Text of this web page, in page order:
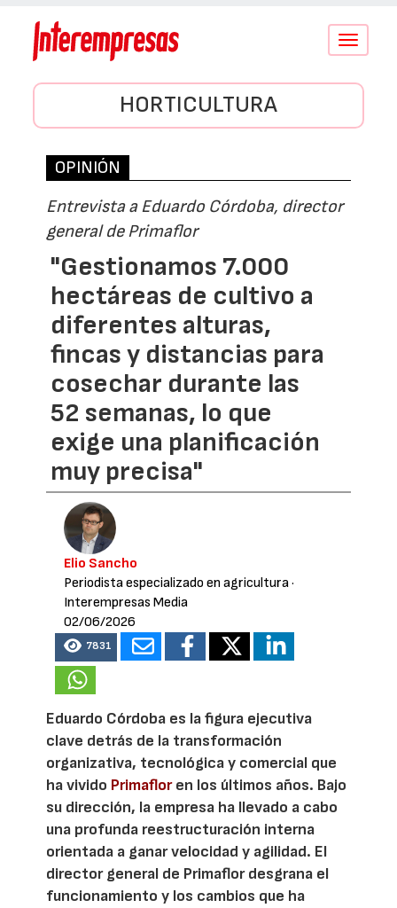
Conmutar
HORTICULTURA
OPINIÓN
Entrevista a Eduardo Córdoba, director
general de Primaflor
"Gestionamos 7.000
hectáreas de cultivo a
diferentes alturas,
fincas y distancias para
cosechar durante las
52 semanas, lo que
exige una planificación
muy precisa"
Elio Sancho
Periodista especializado en agricultura·
Interempresas Media
02/06/2026
7831
Eduardo Córdoba es la figura ejecutiva
clave detrás de la transformación
organizativa, tecnológica y comercial que
ha vivido Primafloren los últimos años. Bajo
su dirección, la empresa ha llevado a cabo
una profunda reestructuración interna
orientada a ganar velocidad y agilidad. El
director general de Primaflor desgrana el
funcionamiento y los cambios que ha